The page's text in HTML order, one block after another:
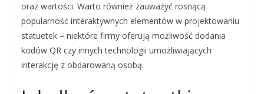
oraz wartości. Warto również zauważyć rosnącą
popularność interaktywnych elementów w projektowaniu
statuetek – niektóre firmy oferują możliwość dodania
kodów QR czy innych technologii umożliwiających
interakcję z obdarowaną osobą.